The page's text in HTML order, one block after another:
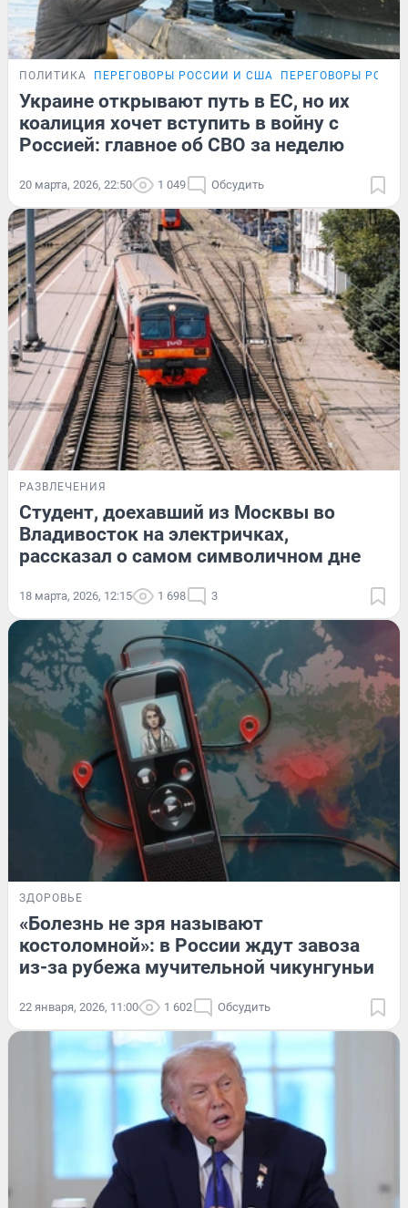
ПОЛИТИКА ПЕРЕГОВОРЫ РОССИИ И США ПЕРЕГОВОРЫ
Украине открывают путь в ЕС, но их
коалиция хочет вступить в войну с
Россией: главное об СВО за неделю
20 марта, 2026, 22:50 1 049 Обсудить
РАЗВЛЕЧЕНИЯ
Студент, доехавший из Москвы во
Владивосток на электричках,
рассказал о самом символичном дне
18 марта, 2026, 12:15 1 698 3
ЗДОРОВЬЕ
«Болезнь не зря называют
костоломной»: в России ждут завоза
из-за рубежа мучительной чикунгуньи
22 января, 2026, 11:00 1 602 Обсудить